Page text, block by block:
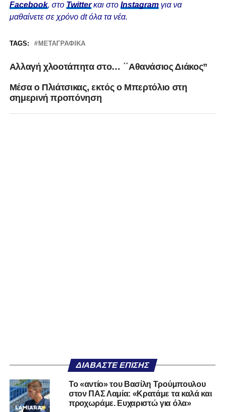
Facebook, στο Twitterκαι στο Instagram για να
μαθαίνετε σε χρόνο dt όλα τα νέα.
TAGS: ΜΕΤΑΓΡΑΦΙΚΆ
Αλλαγή χλοοτάπητα στο… ΄΄Αθανάσιος Διάκος”
Μέσα ο Πλιάτσικας, εκτός ο Μπερτόλιο στη
σημερινή προπόνηση
ΔΙΑΒΆΣΤΕ ΕΠΊΣΗΣ
Το «αντίο» του Βασίλη Τρούμπουλου
στον ΠΑΣ Λαμία: «Κρατάμε τα καλά και
προχωράμε. Ευχαριστώ για όλα»